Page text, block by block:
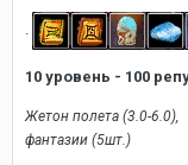
.
10 уровень - 100
Жетон полета (3.0-
фантазии (5шт.)